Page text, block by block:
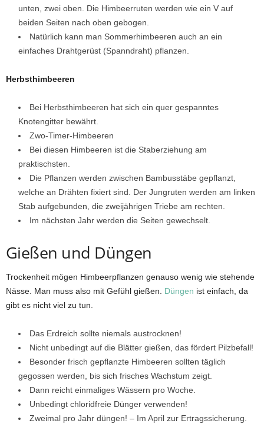
unten, zwei oben. Die Himbeerruten werden wie ein V auf
beiden Seiten nach oben gebogen.
Natürlich kann man Sommerhimbeeren auch an ein
einfaches Drahtgerüst (Spanndraht) pflanzen.
Herbsthimbeeren
Bei Herbsthimbeeren hat sich ein quer gespanntes
Knotengitter bewährt.
Zwo-Timer-Himbeeren
Bei diesen Himbeeren ist die Staberziehung am
praktischsten.
Die Pflanzen werden zwischen Bambusstäbe gepflanzt,
welche an Drähten fixiert sind. Der Jungruten werden am linken
Stab aufgebunden, die zweijährigen Triebe am rechten.
Im nächsten Jahr werden die Seiten gewechselt.
Gießen und Düngen
Trockenheit mögen Himbeerpflanzen genauso wenig wie stehende
Nässe. Man muss also mit Gefühl gießen. Düngen ist einfach, da
gibt es nicht viel zu tun.
Das Erdreich sollte niemals austrocknen!
Nicht unbedingt auf die Blätter gießen, das fördert Pilzbefall!
Besonder frisch gepflanzte Himbeeren sollten täglich
gegossen werden, bis sich frisches Wachstum zeigt.
Dann reicht einmaliges Wässern pro Woche.
Unbedingt chloridfreie Dünger verwenden!
Zweimal pro Jahr düngen! – Im April zur Ertragssicherung.